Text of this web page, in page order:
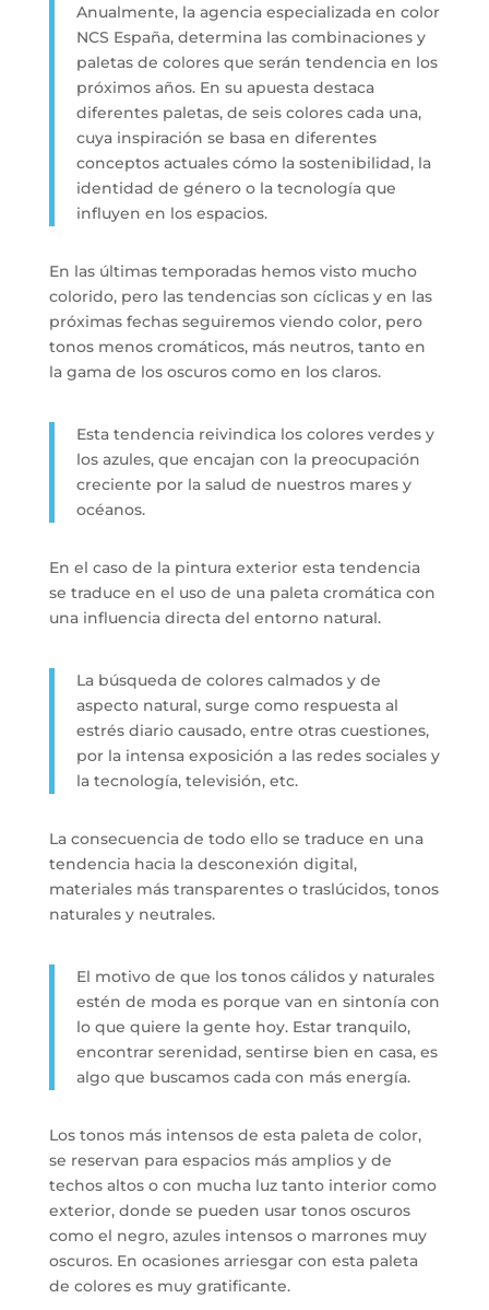
Anualmente, la agencia especializada en color
NCS España, determina las combinaciones y
paletas de colores que serán tendencia en los
próximos años. En su apuesta destaca
diferentes paletas, de seis colores cada una,
cuya inspiración se basa en diferentes
conceptos actuales cómo la sostenibilidad, la
identidad de género o la tecnología que
influyen en los espacios.
En las últimas temporadas hemos visto mucho
colorido, pero las tendencias son cíclicas y en las
próximas fechas seguiremos viendo color, pero
tonos menos cromáticos, más neutros, tanto en
la gama de los oscuros como en los claros.
Esta tendencia reivindica los colores verdes y
los azules, que encajan con la preocupación
creciente por la salud de nuestros mares y
océanos.
En el caso de la pintura exterior esta tendencia
se traduce en el uso de una paleta cromática con
una influencia directa del entorno natural.
La búsqueda de colores calmados y de
aspecto natural, surge como respuesta al
estrés diario causado, entre otras cuestiones,
por la intensa exposición a las redes sociales y
la tecnología, televisión, etc.
La consecuencia de todo ello se traduce en una
tendencia hacia la desconexión digital,
materiales más transparentes o traslúcidos, tonos
naturales y neutrales.
El motivo de que los tonos cálidos y naturales
estén de moda es porque van en sintonía con
lo que quiere la gente hoy. Estar tranquilo,
encontrar serenidad, sentirse bien en casa, es
algo que buscamos cada con más energía.
Los tonos más intensos de esta paleta de color,
se reservan para espacios más amplios y de
techos altos o con mucha luz tanto interior como
exterior, donde se pueden usar tonos oscuros
como el negro, azules intensos o marrones muy
oscuros. En ocasiones arriesgar con esta paleta
de colores es muy gratificante.